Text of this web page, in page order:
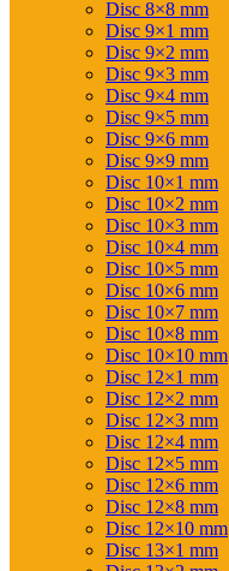
Disc 8×8 mm
Disc 9×1 mm
Disc 9×2 mm
Disc 9×3 mm
Disc 9×4 mm
Disc 9×5 mm
Disc 9×6 mm
Disc 9×9 mm
Disc 10×1 mm
Disc 10×2 mm
Disc 10×3 mm
Disc 10×4 mm
Disc 10×5 mm
Disc 10×6 mm
Disc 10×7 mm
Disc 10×8 mm
Disc 10×10 mm
Disc 12×1 mm
Disc 12×2 mm
Disc 12×3 mm
Disc 12×4 mm
Disc 12×5 mm
Disc 12×6 mm
Disc 12×8 mm
Disc 12×10 mm
Disc 13×1 mm